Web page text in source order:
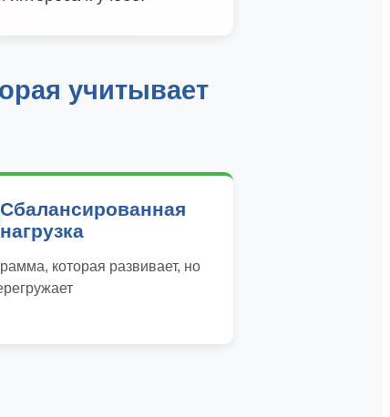
учитывает
Сбалансированная
нагрузка
которая развивает, но